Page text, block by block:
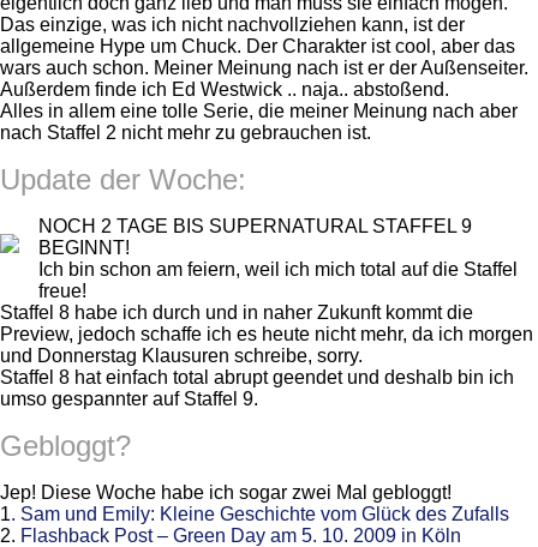
Das einzige, was ich nicht nachvollziehen kann, ist der
allgemeine Hype um Chuck. Der Charakter ist cool, aber das
wars auch schon. Meiner Meinung nach ist er der Außenseiter.
Außerdem finde ich Ed Westwick .. naja.. abstoßend.
Alles in allem eine tolle Serie, die meiner Meinung nach aber
nach Staffel 2 nicht mehr zu gebrauchen ist.
Update der Woche:
NOCH 2 TAGE BIS SUPERNATURAL STAFFEL 9
BEGINNT!
Ich bin schon am feiern, weil ich mich total auf die Staffel
freue!
Staffel 8 habe ich durch und in naher Zukunft kommt die
Preview, jedoch schaffe ich es heute nicht mehr, da ich morgen
und Donnerstag Klausuren schreibe, sorry.
Staffel 8 hat einfach total abrupt geendet und deshalb bin ich
umso gespannter auf Staffel 9.
Gebloggt?
Jep! Diese Woche habe ich sogar zwei Mal gebloggt!
1. Sam und Emily: Kleine Geschichte vom Glück des Zufalls
2. Flashback Post – Green Day am 5. 10. 2009 in Köln